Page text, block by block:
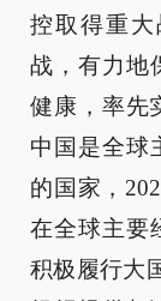
控取得重
战，有力地
健康，率先
中国是全球
的国家，
在全球主要
积极履行大